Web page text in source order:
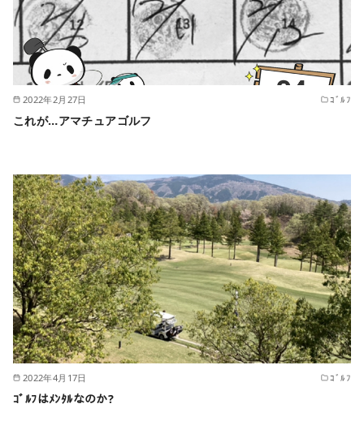
2022年2月27日 ｺﾞﾙﾌ
これが…アマチュアゴルフ
2022年4月17日 ｺﾞﾙﾌ
ｺﾞﾙﾌはﾒﾝﾀﾙなのか?